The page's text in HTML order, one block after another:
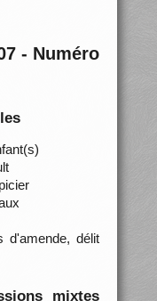
- Numéro
d'amende, délit
mixtes